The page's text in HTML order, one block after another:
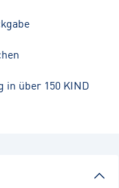
in über 150 KIND